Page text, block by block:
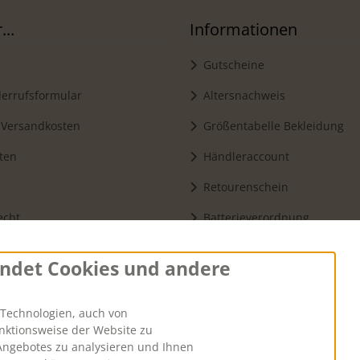
Informationen
Gutscheine
Altersnachweis
Größentabelle Bekleidung
Händleraccount
Retourenschein
Batterieverordnung
Cookies und andere
auch von
der Website zu
zu analysieren und Ihnen